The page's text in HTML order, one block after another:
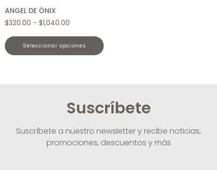
ANGEL DE ÓNIX
$320.00 - $1,040.00
seleccionar opciones
Suscríbete
Suscríbete a nuestro newsletter y recibe noticias,
promociones, descuentos y más